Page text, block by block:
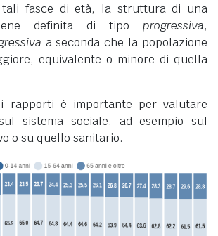
tali fasce di età, la struttura di una
definita di tipo progressiva,
a seconda che la popolazione
equivalente o minore di quella
rapporti è importante per valutare
sistema sociale, ad esempio sul
o su quello sanitario.